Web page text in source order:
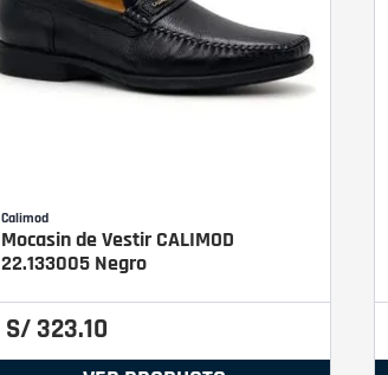
Calimod
Mocasin de Vestir CALIMOD
22.133005 Negro
S/323.10